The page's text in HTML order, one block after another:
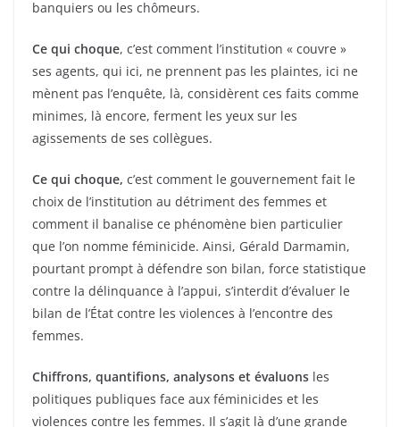
banquiers ou les chômeurs.
Ce qui choque, c’est comment l’institution « couvre »
ses agents, qui ici, ne prennent pas les plaintes, ici ne
mènent pas l’enquête, là, considèrent ces faits comme
minimes, là encore, ferment les yeux sur les
agissements de ses collègues.
Ce qui choque, c’est comment le gouvernement fait le
choix de l’institution au détriment des femmes et
comment il banalise ce phénomène bien particulier
que l’on nomme féminicide. Ainsi, Gérald Darmamin,
pourtant prompt à défendre son bilan, force statistique
contre la délinquance à l’appui, s’interdit d’évaluer le
bilan de l’État contre les violences à l’encontre des
femmes.
Chiffrons, quantifions, analysons et évaluons les
politiques publiques face aux féminicides et les
violences contre les femmes. Il s’agit là d’une grande